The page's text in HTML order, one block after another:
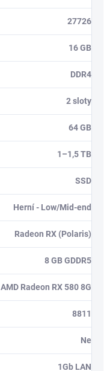
27726
16 GB
DDR4
2 sloty
64 GB
1–1,5 TB
SSD
Herní - Low/Mid-end
Radeon RX (Polaris)
8 GB GDDR5
AMD Radeon RX 580 8G
8811
Ne
1Gb LAN